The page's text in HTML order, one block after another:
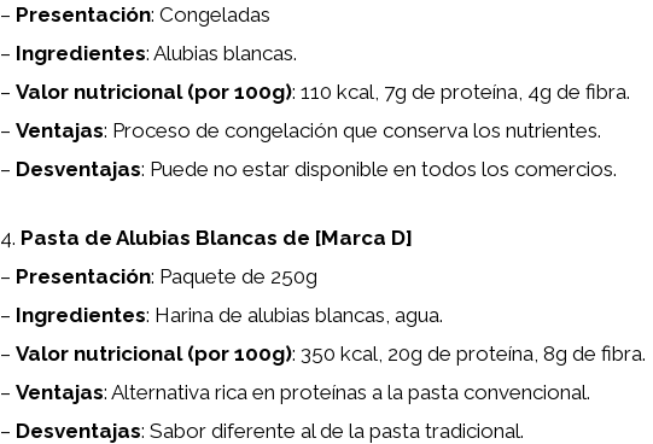
– Presentación: Congeladas
– Ingredientes: Alubias blancas.
– Valor nutricional (por 100g): 110 kcal, 7g de proteína, 4g de fibra.
– Ventajas: Proceso de congelación que conserva los nutrientes.
– Desventajas: Puede no estar disponible en todos los comercios.
4. Pasta de Alubias Blancas de [Marca D]
– Presentación: Paquete de 250g
– Ingredientes: Harina de alubias blancas, agua.
– Valor nutricional (por 100g): 350 kcal, 20g de proteína, 8g de fibra.
– Ventajas: Alternativa rica en proteínas a la pasta convencional.
– Desventajas: Sabor diferente al de la pasta tradicional.